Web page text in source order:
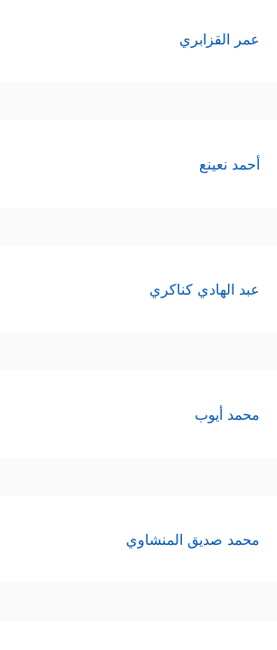
عمر القزابري
أحمد نعينع
عبد الهادي كناكري
محمد أيوب
محمد صديق المنشاوي